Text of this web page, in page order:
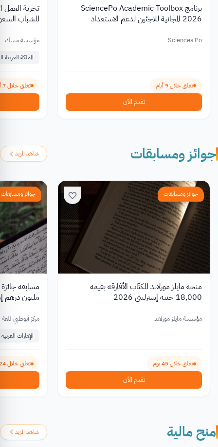
برنامج SciencePo Academic Toolbox
2026 المجانية للاجئين لدعم الاستعداد
Sciences Po
تغلق خلال 9 أيام
تقدم الآن
للشباب
مؤسسة مسك
المملكة
تغلق خلال 7 أيام
جوائز ومسابقات شاهد المزيد
جوائز ومسابقات
منحة مايلز مورلاند للكتّاب الأفارقة بقيمة
18,000 جنيه إسترليني 2026
مؤسسة مايلز مورلاند
تغلق خلال 45 يوم
تقدم الآن
جوائز ومسابقات
مسابقة
مليون درهم
مركز أبوظبي للغة
الإمارات
تغلق خلال 24 يوم
منح مالية شاهد المزيد